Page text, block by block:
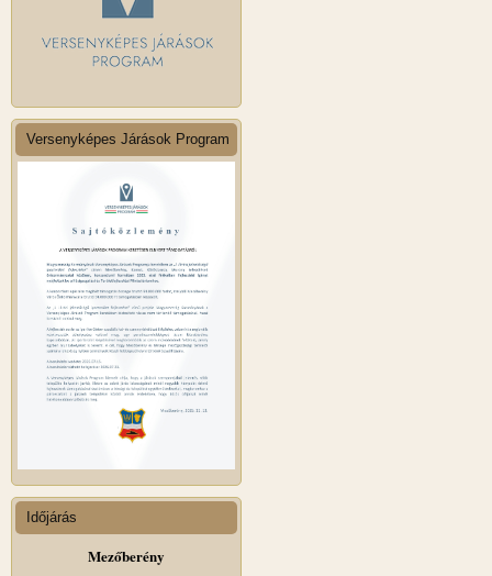
Versenyképes Járások Program
Időjárás
Mezőberény